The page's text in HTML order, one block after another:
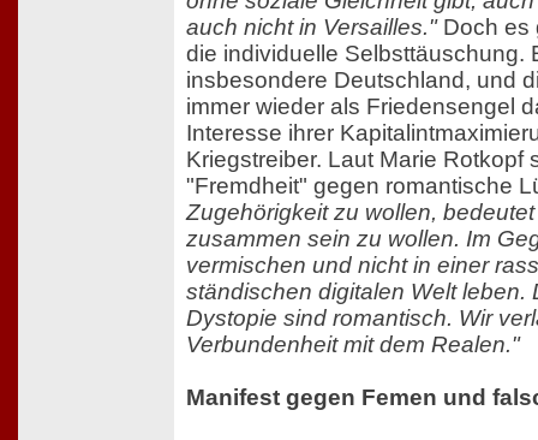
auch nicht in Versailles."Doch es
die individuelle Selbsttäuschung.
insbesondere Deutschland, und
immer wieder als Friedensengel
Interesse ihrer
Kriegstreiber. Laut Marie Rotkopf
"Fremdheit" gegen romantische
Zugehörigkeit zu wollen,
zusammen sein zu wollen. Im
vermischen und nicht in einer
ständischen digitalen Welt leben.
Dystopie sind romantisch. Wir
Verbundenheit mit dem Realen."
Manifest gegen Femen und